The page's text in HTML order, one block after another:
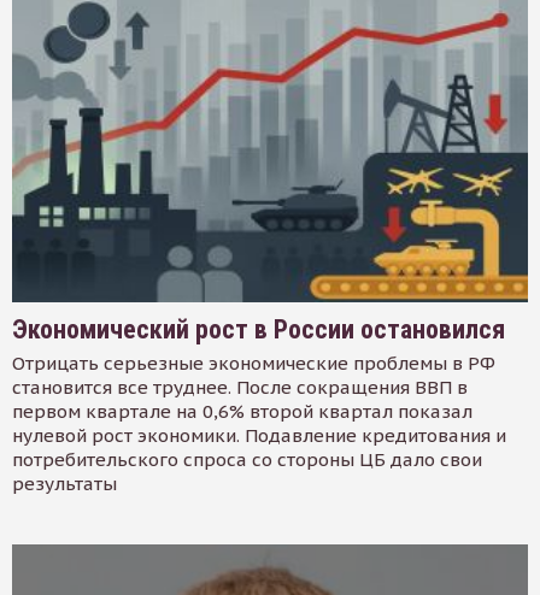
Экономический рост в России остановился
Отрицать серьезные экономические проблемы в РФ
становится все труднее. После сокращения ВВП в
первом квартале на 0,6% второй квартал показал
нулевой рост экономики. Подавление кредитования и
потребительского спроса со стороны ЦБ дало свои
результаты